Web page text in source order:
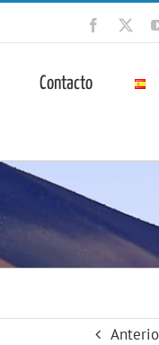
Facebook
Contacto